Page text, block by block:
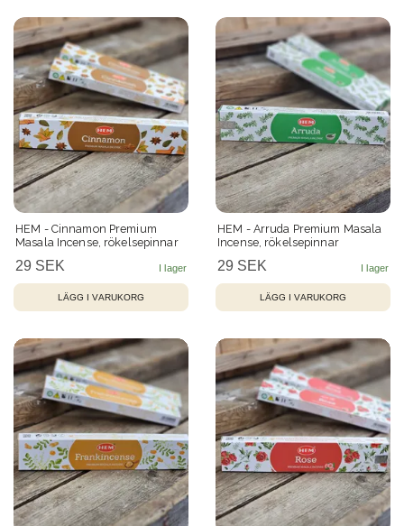
HEM - Cinnamon Premium
Masala Incense, rökelsepinnar
29 SEK
HEM - Arruda Premium Masala
Incense, rökelsepinnar
29 SEK